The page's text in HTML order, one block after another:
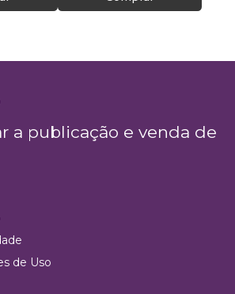
a publicação e venda de
de Uso